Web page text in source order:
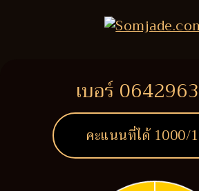
เบอร์
คะแนนที่ได้ 1000/